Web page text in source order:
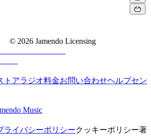
© 2026 Jamendo Licensing
トアラジオ料金お問い合わせヘルプセン
Music
ライバシーポリシークッキーポリシー著